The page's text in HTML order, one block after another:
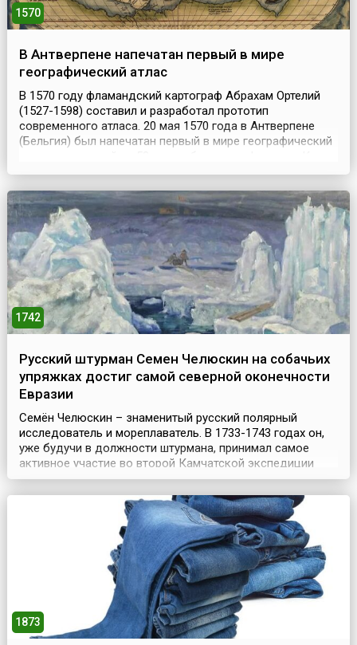
1570
В Антверпене напечатан первый в мире
географический атлас
В 1570 году фламандский картограф Абрахам Ортелий
(1527-1598) составил и разработал прототип
современного атласа. 20 мая 1570 года в Антверпене
(Бельгия) был напечатан первый в мире географический
каждой карте прилагался подробный пояснительный
«Тhеаtrum orbis terrarum» (лат. «Зрелище шара земного...
1742
Русский штурман Семен Челюскин на собачьих
упряжках достиг самой северной оконечности
Евразии
Семён Челюскин – знаменитый русский полярный
исследователь и мореплаватель. В 1733-1743 годах он,
уже будучи в должности штурмана, принимал самое
активное участие во второй Камчатской экспедиции
Витуса Беринга. Челюскин работал в отрядах В.
Прончищева и Х. Лаптева, занимаясь исследованием
Таймырского полуострова.В начале декабря 1741 года
Челюскин на собачьих упряжках с казаками Фофановым
1873